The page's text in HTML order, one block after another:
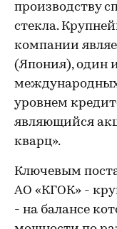
производству
стекла.
компании
(Япония), один
уровнем
являющийся
кварц».
Ключевым
АО «КГОК» -
- на балансе